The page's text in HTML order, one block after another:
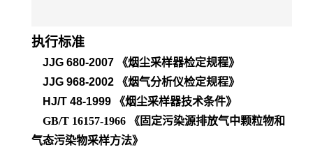
执行标准
JJG 680-2007
《烟尘采样器检定规程》
JJG 968-2002
《烟气分析仪检定规程》
HJ/T 48-1999
《烟尘采样器技术条件》
GB/T 16157-1966 《固定污染源排放气中颗粒物和
气态污染物采样方法》